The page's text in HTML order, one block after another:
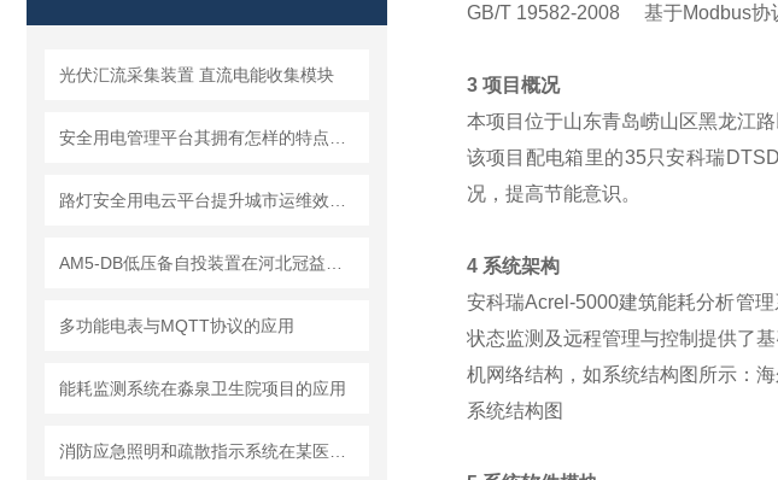
光伏汇流采集装置 直流电能收集模块
多功能电表与MQTT协议的应用
能耗监测系统在淼泉卫生院项目的应用
GB/T 19582-2008 基于Modbus协
3 项目概况
本项目位于山东青岛崂山区黑龙江
该项目配电箱里的35只安科瑞
况，提高节能意识。
4 系统架构
安科瑞Acrel-5000建筑能耗分析管
状态监测及远程管理与控制提供了
机网络结构，如系统结构图所示：
系统结构图